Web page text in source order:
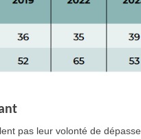
pas leur volonté de